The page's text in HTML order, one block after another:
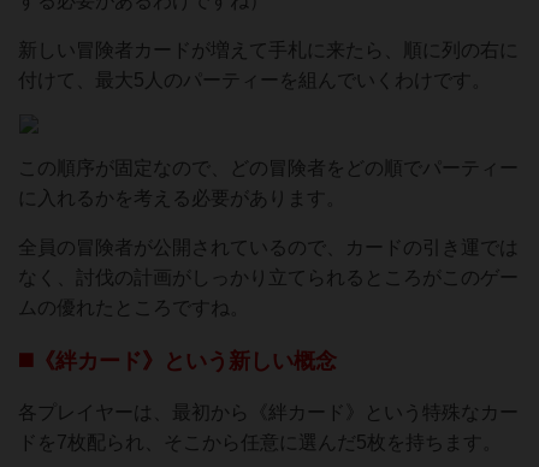
新しい冒険者カードが増えて手札に来たら、順に列の右に
付けて、最大5人のパーティーを組んでいくわけです。
この順序が固定なので、どの冒険者をどの順でパーティー
に入れるかを考える必要があります。
全員の冒険者が公開されているので、カードの引き運では
なく、討伐の計画がしっかり立てられるところがこのゲー
ムの優れたところですね。
◼️《絆カード》という新しい概念
各プレイヤーは、最初から《絆カード》という特殊なカー
ドを7枚配られ、そこから任意に選んだ5枚を持ちます。